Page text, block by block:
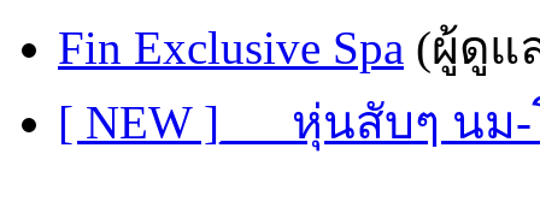
Fin Exclusive Spa (ผู้ดูแ
[ NEW ]___หุ่นสับๆ น